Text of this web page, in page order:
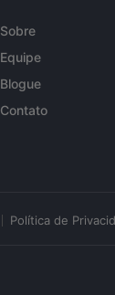
Sobre
Equipe
Blogue
Contato
Política de